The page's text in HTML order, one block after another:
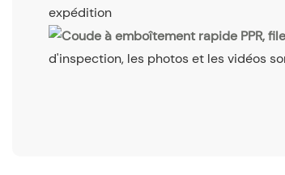
expédition
d'inspection, les photos et les vidéos